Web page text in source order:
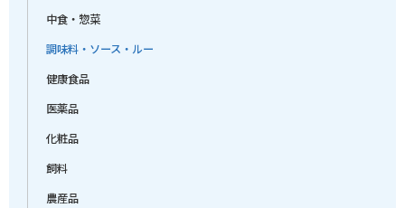
中食・惣菜
調味料・ソース・ルー
健康食品
医薬品
化粧品
飼料
農産品